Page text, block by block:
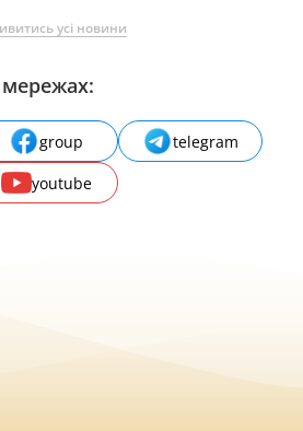
усі новини
group
telegram
youtube